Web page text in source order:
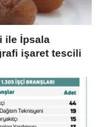
ile İpsala
işaret tescili